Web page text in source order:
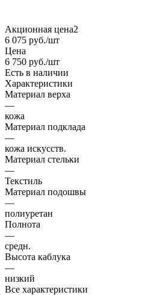
Акционная цена2
6 075 руб./шт
Цена
6 750 руб./шт
Есть в наличии
Характеристики
Материал верха
—
кожа
Материал подклада
—
кожа искусств.
Материал стельки
—
Текстиль
Материал подошвы
—
полиуретан
Полнота
—
средн.
Высота каблука
—
низкий
Все характеристики